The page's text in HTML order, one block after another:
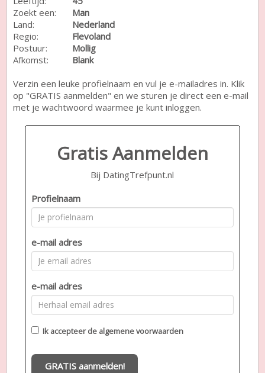
Zoekt een:
Man
Land:
Nederland
Regio:
Flevoland
Postuur:
Mollig
Afkomst:
Blank
Verzin een leuke profielnaam en vul je e-mailadres in. Klik
op "GRATIS aanmelden" en we sturen je direct een e-mail
met je wachtwoord waarmee je kunt inloggen.
Gratis Aanmelden
Bij DatingTrefpunt.nl
Profielnaam
e-mail adres
e-mail adres
Ik accepteer de algemene voorwaarden
GRATIS aanmelden!